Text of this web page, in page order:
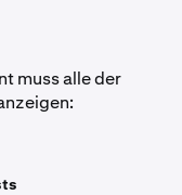
muss alle der